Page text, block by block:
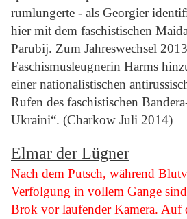
rumlungerte - als Georgier
hier mit dem faschistischen
Parubij. Zum Jahreswechsel
Faschismusleugnerin Harms
einer nationalistischen
Rufen des faschistischen
Ukraini“. (Charkow Juli 2014)
Elmar der Lügner
Nach dem Putsch, während
Verfolgung in vollem Gange
Brok vor laufender Kamera. Auf